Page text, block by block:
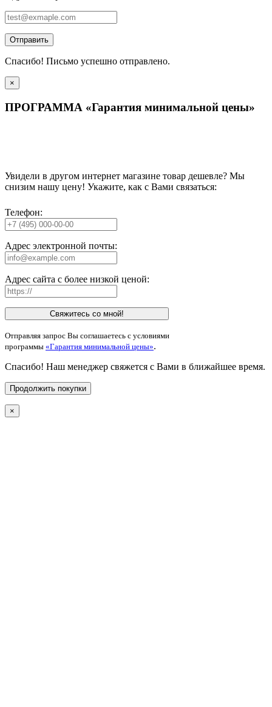
Отправить
Спасибо! Письмо успешно отправлено.
×
ПРОГРАММА «Гарантия минимальной цены»
Увидели в другом интернет магазине товар дешевле? Мы
снизим нашу цену! Укажите, как с Вами связаться:
Телефон:
Адрес электронной почты:
Адрес сайта с более низкой ценой:
Свяжитесь со мной!
Отправляя запрос Вы соглашаетесь с условиями
программы «Гарантия минимальной цены».
Спасибо! Наш менеджер свяжется с Вами в ближайшее время.
Продолжить покупки
×